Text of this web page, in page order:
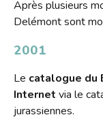
Après plusieurs
Delémont sont
2001
Le catalogue du
Internet via le
jurassiennes.